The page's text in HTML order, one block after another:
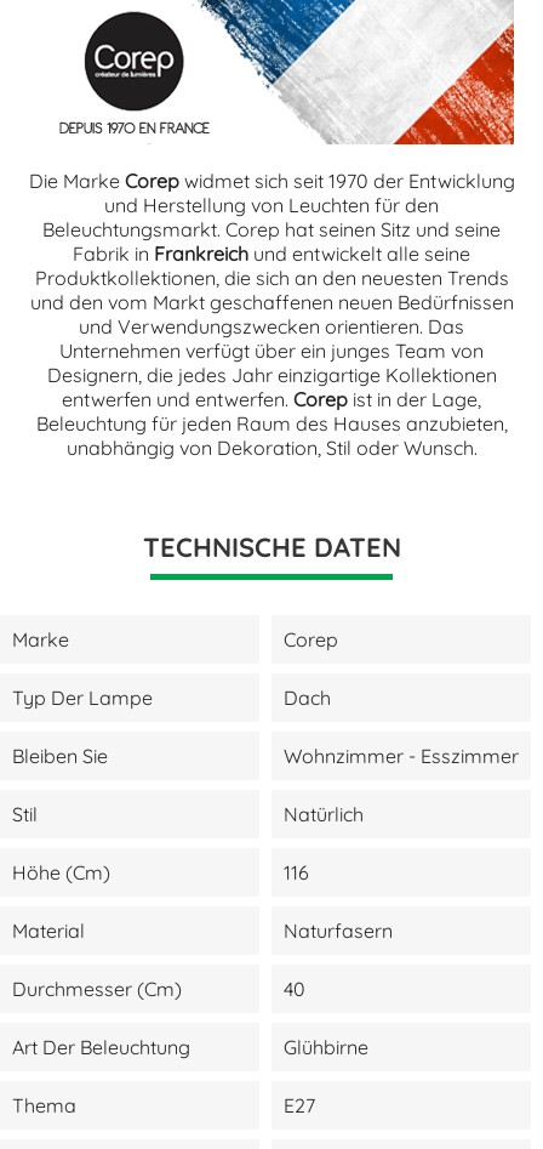
Die Marke Corepwidmet sich seit 1970 der Entwicklung
und Herstellung von Leuchten für den
Beleuchtungsmarkt. Corep hat seinen Sitz und seine
Fabrik in Frankreich und entwickelt alle seine
Produktkollektionen, die sich an den neuesten Trends
und den vom Markt geschaffenen neuen Bedürfnissen
und Verwendungszwecken orientieren. Das
Unternehmen verfügt über ein junges Team von
Designern, die jedes Jahr einzigartige Kollektionen
entwerfen und entwerfen. Corep ist in der Lage,
Beleuchtung für jeden Raum des Hauses anzubieten,
unabhängig von Dekoration, Stil oder Wunsch.
TECHNISCHE DATEN
Marke Corep
Typ Der Lampe Dach
Bleiben Sie Wohnzimmer - Esszimmer
Stil Natürlich
Höhe (cm) 116
Material Naturfasern
Durchmesser (cm) 40
Art Der Beleuchtung Glühbirne
Thema E27